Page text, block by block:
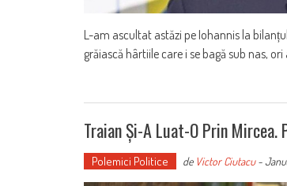
L-am ascultat astăzi pe Iohannis la
grăiască hârtiile care i se bagă sub nas,
Traian Și-A Luat-O Prin Mircea.
Polemici Politice de Victor Ciutacu-